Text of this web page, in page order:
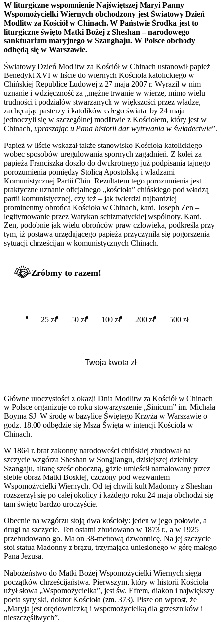
W liturgiczne wspomnienie Najświętszej Maryi Panny
Wspomożycielki Wiernych obchodzony jest Światowy Dzień
Modlitw za Kościół w Chinach. W Państwie Środka jest to
liturgiczne święto Matki Bożej z Sheshan – narodowego
sanktuarium maryjnego w Szanghaju. W Polsce obchody
odbędą się w Warszawie.
Światowy Dzień Modlitw za Kościół w Chinach ustanowił papież
Benedykt XVI w liście do wiernych Kościoła katolickiego w
Chińskiej Republice Ludowej z 27 maja 2007 r. Wyraził w nim
uznanie i wdzięczność za „mężne trwanie w wierze, mimo wielu
trudności i podziałów stwarzanych w większości przez władze,
zachęcając pasterzy i katolików całego świata, by 24 maja
jednoczyli się w szczególnej modlitwie z Kościołem, który jest w
Chinach, upraszając u Pana historii dar wytrwania w świadectwie”.
Papież w liście wskazał także stanowisko Kościoła katolickiego
wobec sposobów uregulowania spornych zagadnień. Z kolei za
papieża Franciszka doszło do dwukrotnego już podpisania tajnego
porozumienia pomiędzy Stolicą Apostolską i władzami
Komunistycznej Partii Chin. Rezultatem tego porozumienia jest
praktyczne uznanie oficjalnego „kościoła” chińskiego pod władzą
partii komunistycznej, czy też – jak twierdzi najbardziej
prominentny obrońca Kościoła w Chinach, kard. Joseph Zen –
legitymowanie przez Watykan schizmatyckiej wspólnoty. Kard.
Zen, podobnie jak wielu obrońców praw człowieka, podkreśla przy
tym, iż postawa urzędującego papieża przyczyniła się pogorszenia
sytuacji chrześcijan w komunistycznych Chinach.
Zróbmy to razem!
25 zł 50 zł 100 zł 200 zł 500 zł
Główne uroczystości z okazji Dnia Modlitw za Kościół w Chinach
w Polsce organizuje co roku stowarzyszenie „Sinicum” im. Michała
Boyma SJ. W środę w bazylice Świętego Krzyża w Warszawie o
godz. 18.00 odbędzie się Msza Święta w intencji Kościoła w
Chinach.
W 1864 r. brat zakonny narodowości chińskiej zbudował na
szczycie wzgórza Sheshan w Songjiangu, dzisiejszej dzielnicy
Szangaju, altanę sześcioboczną, gdzie umieścił namalowany przez
siebie obraz Matki Boskiej, czczony pod wezwaniem
Wspomożycielki Wiernych. Od tej chwili kult Madonny z Sheshan
rozszerzył się po całej okolicy i każdego roku 24 maja obchodzi się
tam święto bardzo uroczyście.
Obecnie na wzgórzu stoją dwa kościoły: jeden w jego połowie, a
drugi na szczycie. Ten ostatni zbudowano w 1873 r., a w 1925
przebudowano go. Ma on 38-metrową dzwonnicę. Na jej szczycie
stoi statua Madonny z brązu, trzymająca uniesionego w górę małego
Pana Jezusa.
Nabożeństwo do Matki Bożej Wspomożycielki Wiernych sięga
początków chrześcijaństwa. Pierwszym, który w historii Kościoła
użył słowa „Wspomożycielka”, jest św. Efrem, diakon i największy
poeta syryjski, doktor Kościoła (zm. 373). Pisze on wprost, że
„Maryja jest orędowniczką i wspomożycielką dla grzeszników i
nieszczęśliwych”.